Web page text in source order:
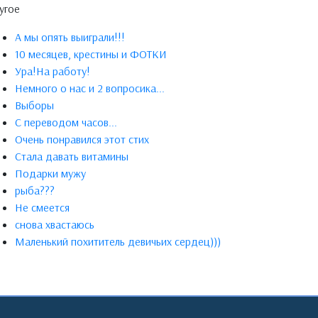
А мы опять выиграли!!!
10 месяцев, крестины и ФОТКИ
Ура!На работу!
Немного о нас и 2 вопросика...
Выборы
С переводом часов...
Очень понравился этот стих
Стала давать витамины
Подарки мужу
рыба???
Не смеется
снова хвастаюсь
Маленький похититель девичьих сердец)))